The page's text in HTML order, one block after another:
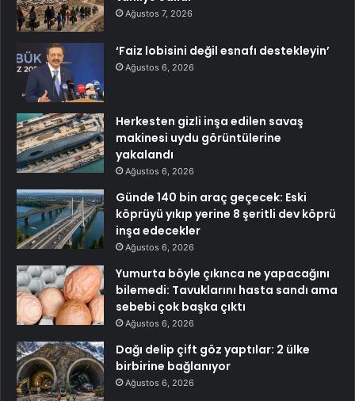
Ağustos 7, 2026
‘Faiz lobisini değil esnafı destekleyin’
Ağustos 6, 2026
Herkesten gizli inşa edilen savaş
makinesi uydu görüntülerine
yakalandı
Ağustos 6, 2026
Günde 140 bin araç geçecek: Eski
köprüyü yıkıp yerine 8 şeritli dev köprü
inşa edecekler
Ağustos 6, 2026
Yumurta böyle çıkınca ne yapacağını
bilemedi: Tavuklarını hasta sandı ama
sebebi çok başka çıktı
Ağustos 6, 2026
Dağı delip çift göz yaptılar: 2 ülke
birbirine bağlanıyor
Ağustos 6, 2026